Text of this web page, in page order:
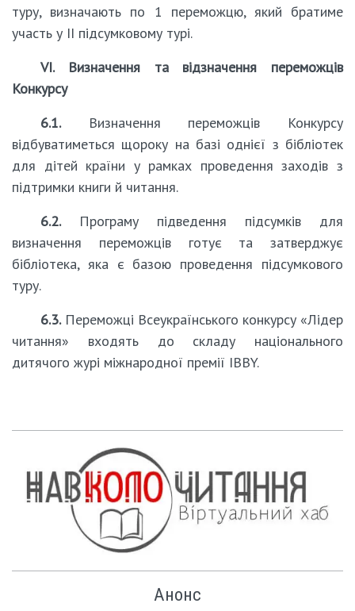
туру, визначають по 1 переможцю, який братиме
участь у ІІ підсумковому турі.
VI. Визначення та відзначення переможців
Конкурсу
6.1.Визначення переможців Конкурсу
відбуватиметься щороку на базі однієї з бібліотек
для дітей країни у рамках проведення заходів з
підтримки книги й читання.
6.2.Програму підведення підсумків для
визначення переможців готує та затверджує
бібліотека, яка є базою проведення підсумкового
туру.
6.3.Переможці Всеукраїнського конкурсу «Лідер
читання» входять до складу національного
дитячого журі міжнародної премії IBBY.
Анонс